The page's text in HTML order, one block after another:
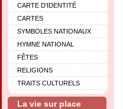
CARTE D'IDENTITÉ
CARTES
SYMBOLES NATIONAUX
HYMNE NATIONAL
FÊTES
RELIGIONS
TRAITS CULTURELS
La vie sur place